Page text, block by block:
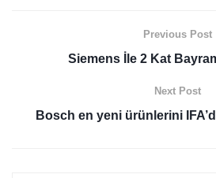
Previous Post
Siemens İle 2 Kat
Next Post
Bosch en yeni ürünlerini